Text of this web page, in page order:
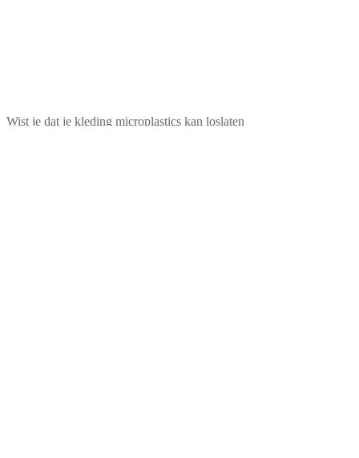
Wist je dat je kleding microplastics kan loslaten